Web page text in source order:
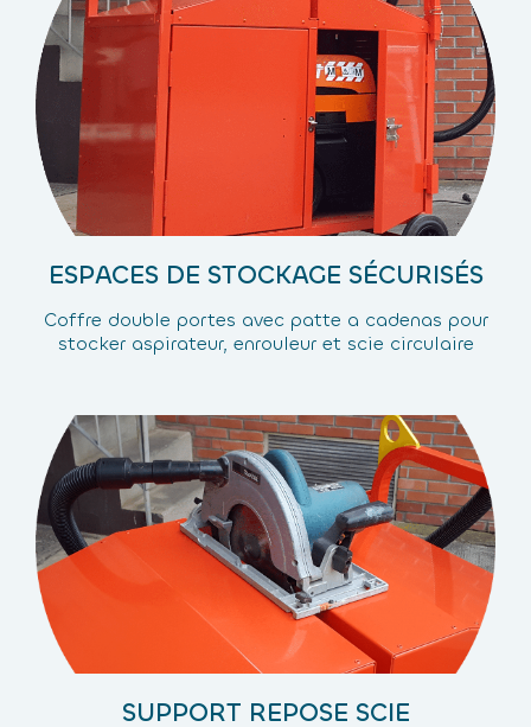
ESPACES DE STOCKAGE SÉCURISÉS
Coffre double portes avec patte a cadenas pour
stocker aspirateur, enrouleur et scie circulaire
SUPPORT REPOSE SCIE